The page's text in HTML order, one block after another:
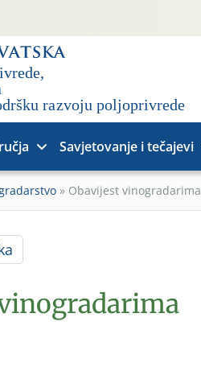
Savjetovanje i tečajevi
» Obavijest vinogradarima